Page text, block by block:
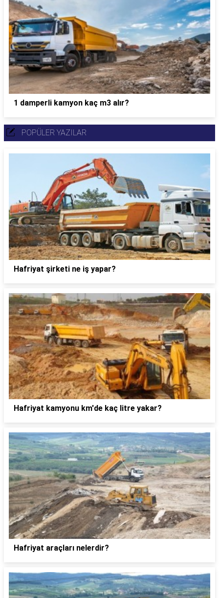
1 damperli kamyon kaç m3 alır?
POPÜLER YAZILAR
Hafriyat şirketi ne iş yapar?
Hafriyat kamyonu km'de kaç litre yakar?
Hafriyat araçları nelerdir?